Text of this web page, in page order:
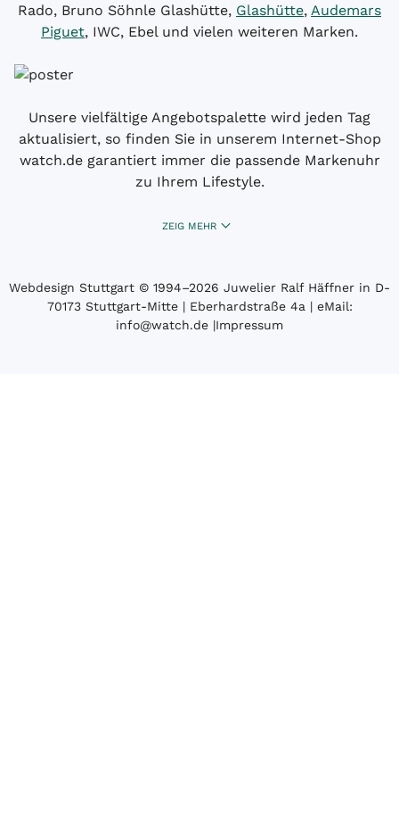
Rado, Bruno Söhnle Glashütte, Glashütte, Audemars
Piguet, IWC, Ebel und vielen weiteren Marken.
Unsere vielfältige Angebotspalette wird jeden Tag
aktualisiert, so finden Sie in unserem Internet-Shop
watch.de garantiert immer die passende Markenuhr
zu Ihrem Lifestyle.
ZEIG MEHR
Webdesign Stuttgart © 1994­–2026 Juwelier Ralf Häffner in D-
70173 Stuttgart-Mitte | Eberhardstraße 4a | eMail:
info@watch.de |Impressum